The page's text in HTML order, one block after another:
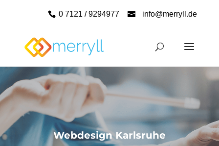
0 7121 / 9294977 info@merryll.de
Webdesign Karlsruhe